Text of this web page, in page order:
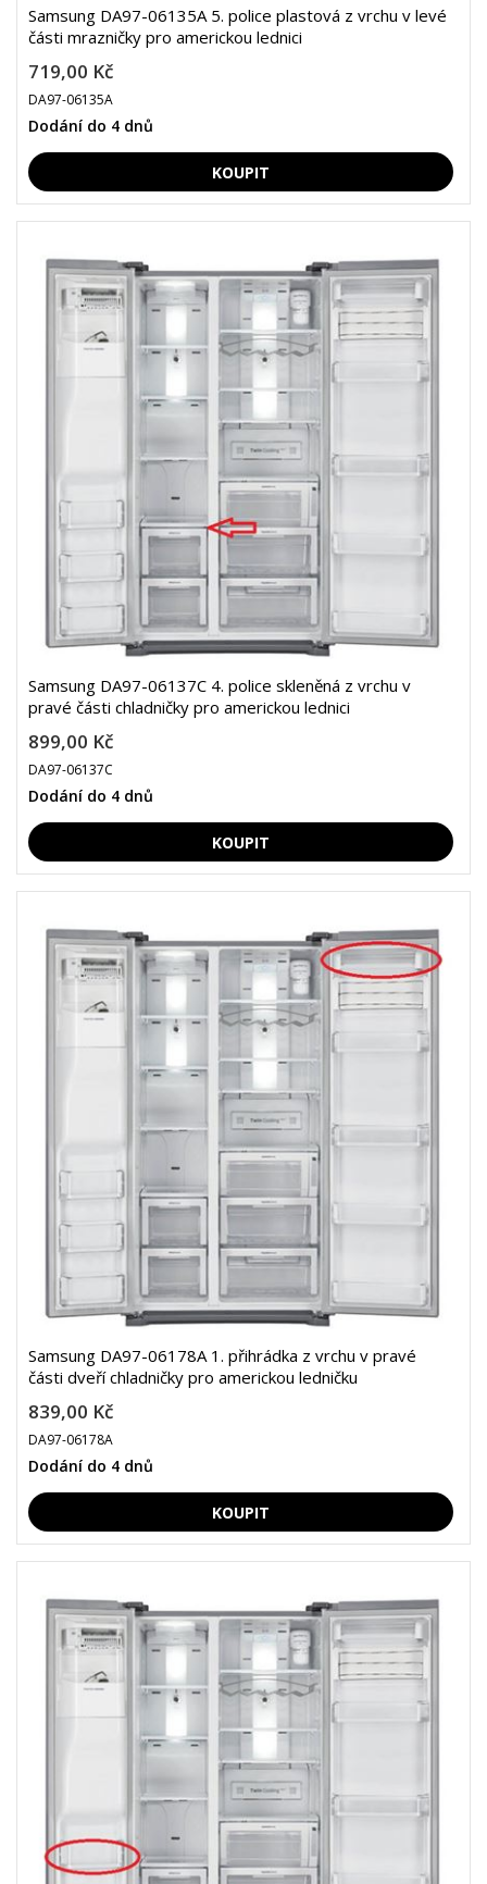
Samsung DA97-06135A 5. police plastová z vrchu v levé
části mrazničky pro americkou lednici
719,00 Kč
DA97-06135A
Dodání do 4 dnů
Samsung DA97-06137C 4. police skleněná z vrchu v
pravé části chladničky pro americkou lednici
899,00 Kč
DA97-06137C
Dodání do 4 dnů
Samsung DA97-06178A 1. přihrádka z vrchu v pravé
části dveří chladničky pro americkou ledničku
839,00 Kč
DA97-06178A
Dodání do 4 dnů